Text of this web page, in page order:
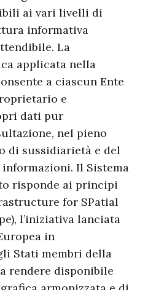
ai vari livelli di
informativa
La
applicata nella
a ciascun Ente
e
dati pur
nel pieno
di sussidiarietà e del
Il Sistema
risponde ai principi
for SPatial
l’iniziativa lanciata
in
Stati membri della
rendere disponibile